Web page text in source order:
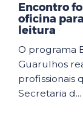
Encontro
oficina
leitura
O programa
Guarulhos
profissionais
Secretaria d...